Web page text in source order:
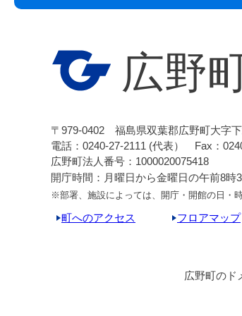
広野
〒979-0402 福島県双葉郡広野町大字
電話：0240-27-2111 (代表） Fax：
広野町法人番号：1000020075418
開庁時間：月曜日から金曜日の午前8時
※部署、施設によっては、開庁・開館の日・
町へのアクセス フロアマップ
広野町のド